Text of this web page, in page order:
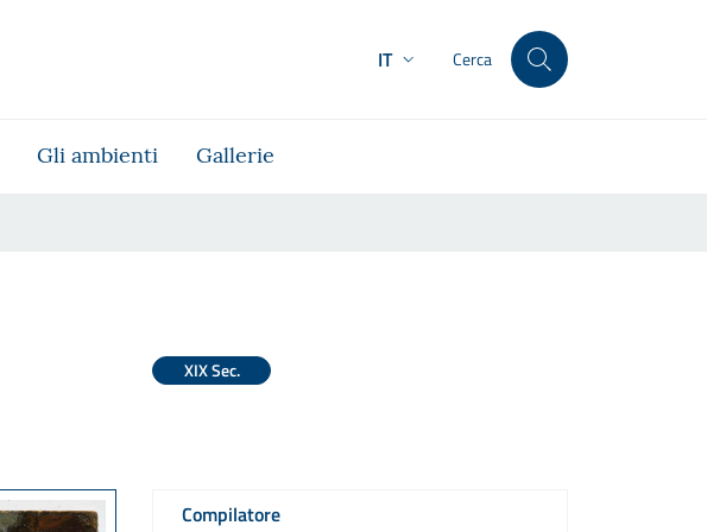
IT Cerca
Gli ambienti Gallerie
XIX Sec.
Compilatore